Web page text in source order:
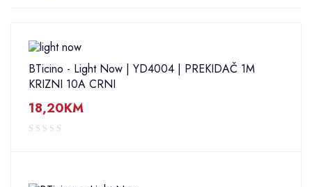
BTicino - Light Now | YD4004 | PREKIDAČ 1M
KRIZNI 10A CRNI
18,20KM